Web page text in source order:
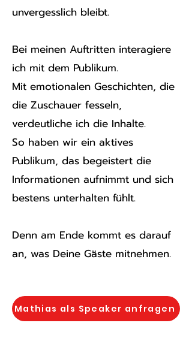
unvergesslich bleibt.
Bei meinen Auftritten interagiere
ich mit dem Publikum.
Mit emotionalen Geschichten, die
die Zuschauer fesseln,
verdeutliche ich die Inhalte.
So haben wir ein aktives
Publikum, das begeistert die
Informationen aufnimmt und sich
bestens unterhalten fühlt.
Denn am Ende kommt es darauf
an, was Deine Gäste mitnehmen.
Mathias als Speaker anfragen